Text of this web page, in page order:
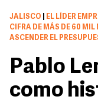
JALISCO
EL LÍDER
CIFRA DE MÁS DE 60 MIL
ASCENDER EL
Pablo
como